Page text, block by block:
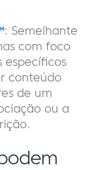
: Semelhante
com foco
específicos
conteúdo
de um
ou a